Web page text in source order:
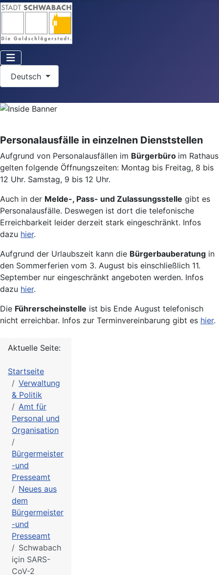
Deutsch
Personalausfälle in einzelnen Dienststellen
Aufgrund von Personalausfällen im Bürgerbüro im Rathaus
gelten folgende Öffnungszeiten: Montag bis Freitag, 8 bis
12 Uhr. Samstag, 9 bis 12 Uhr.
Auch in der Melde-, Pass- und Zulassungsstelle gibt es
Personalausfälle. Deswegen ist dort die telefonische
Erreichbarkeit leider derzeit stark eingeschränkt. Infos
dazu hier.
Aufgrund der Urlaubszeit kann die Bürgerbauberatung in
den Sommerferien vom 3. August bis einschließlich 11.
September nur eingeschränkt angeboten werden. Infos
dazu hier.
Die Führerscheinstelle ist bis Ende August telefonisch
nicht erreichbar. Infos zur Terminvereinbarung gibt es hier.
Aktuelle Seite:
Startseite
Verwaltung
& Politik
Amt für
Personal und
Organisation
Bürgermeister
-und
Presseamt
Neues aus
dem
Bürgermeister
-und
Presseamt
Schwabach
için SARS-
CoV-2